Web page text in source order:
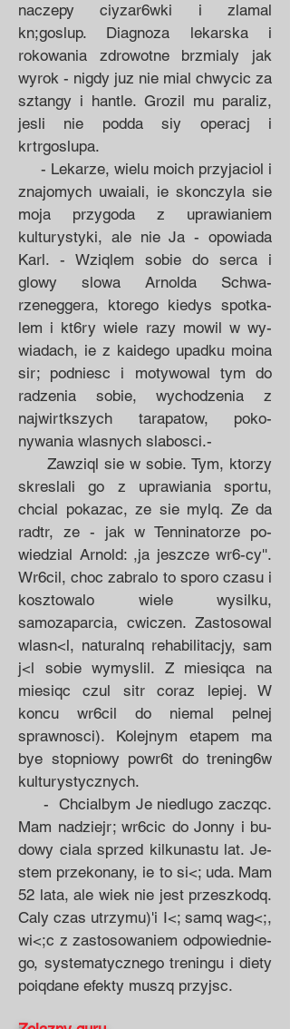
naczepy ciyza­r6wki i zlamal
kn;goslup. Diagno­za lekarska i
rokowania zdrowot­ne brzmialy jak
wyrok - nigdy juz nie mial chwycic za
sztangy i han­tle. Grozil mu paraliz,
jesli nie pod­da siy operacj i
krtrgoslupa.
- Lekarze, wielu moich przyja­ciol i
znajomych uwaiali, ie skon­czyla sie
moja przygoda z uprawia­niem
kulturystyki, ale nie Ja - opo­wiada
Karl. - Wziqlem sobie do ser­ca i
glowy slowa Arnolda Schwa­
rzeneggera, ktorego kiedys spotka­
lem i kt6ry wiele razy mowil w wy­
wiadach, ie z kaidego upadku moi­na
sir; podniesc i motywowal tym do
radzenia sobie, wychodzenia z
najwirtkszych tarapatow, poko­
nywania wlasnych slabosci.-
Zawziql sie w sobie. Tym, ktorzy
skreslali go z uprawiania spor­tu,
chcial pokazac, ze sie mylq. Ze da
radtr, ze - jak w Tenninatorze po­
wiedzial Arnold: ,ja jeszcze wr6-cy''.
Wr6cil, choc zabralo to sporo czasu i
kosztowalo wiele wysilku,
samozaparcia, cwiczen. Zastoso­wal
wlasn<l, naturalnq rehabilita­cjy, sam
j<l sobie wymyslil. Z mie­siqca na
miesiqc czul sitr coraz le­piej. W
koncu wr6cil do niemal pelnej
sprawnosci). Kolejnym eta­pem ma
bye stopniowy powr6t do trening6w
kulturystycznych.
- Chcialbym Je niedlugo zaczqc.
Mam nadziejr; wr6cic do Jonny i bu­
dowy ciala sprzed kilkunastu lat. Je­
stem przekonany, ie to si<; uda. Mam
52 lata, ale wiek nie jest przeszkodq.
Caly czas utrzymu)'i I<; samq wag<;,
wi<;c z zastosowaniem odpowiednie­
go, systematycznego treningu i die­ty
poiqdane efekty muszq przyjsc.